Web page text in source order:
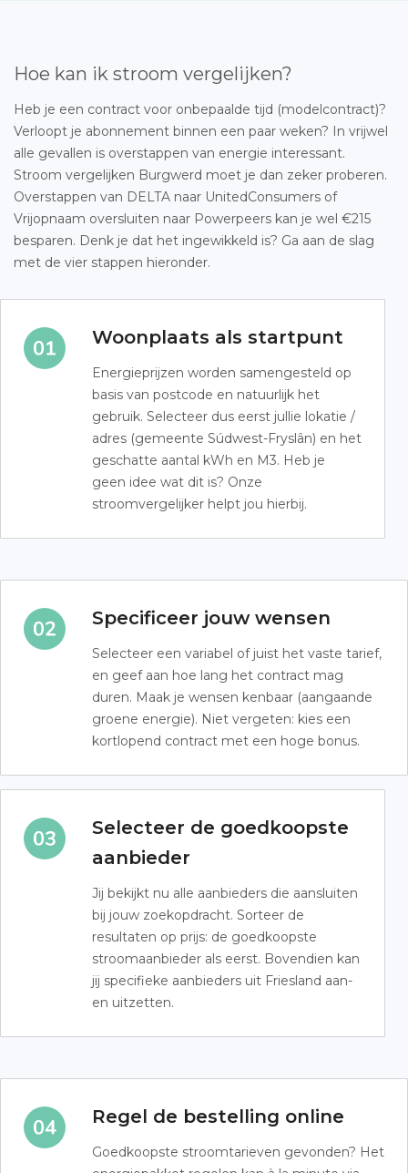
Hoe kan ik stroom vergelijken?
Heb je een contract voor onbepaalde tijd (modelcontract)?
Verloopt je abonnement binnen een paar weken? In vrijwel
alle gevallen is overstappen van energie interessant.
Stroom vergelijken Burgwerd moet je dan zeker proberen.
Overstappen van DELTA naar UnitedConsumers of
Vrijopnaam oversluiten naar Powerpeers kan je wel €215
besparen. Denk je dat het ingewikkeld is? Ga aan de slag
met de vier stappen hieronder.
Woonplaats als startpunt
Energieprijzen worden samengesteld op
basis van postcode en natuurlijk het
gebruik. Selecteer dus eerst jullie lokatie /
adres (gemeente Súdwest-Fryslân) en het
geschatte aantal kWh en M3. Heb je
geen idee wat dit is? Onze
stroomvergelijker helpt jou hierbij.
Specificeer jouw wensen
Selecteer een variabel of juist het vaste tarief,
en geef aan hoe lang het contract mag
duren. Maak je wensen kenbaar (aangaande
groene energie). Niet vergeten: kies een
kortlopend contract met een hoge bonus.
Selecteer de goedkoopste
aanbieder
Jij bekijkt nu alle aanbieders die aansluiten
bij jouw zoekopdracht. Sorteer de
resultaten op prijs: de goedkoopste
stroomaanbieder als eerst. Bovendien kan
jij specifieke aanbieders uit Friesland aan-
en uitzetten.
Regel de bestelling online
Goedkoopste stroomtarieven gevonden? Het